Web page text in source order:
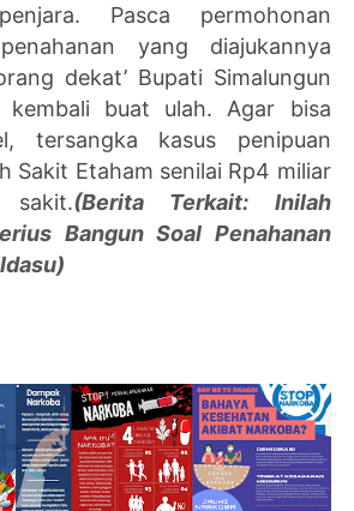
Pasca permohonan
yang diajukannya
dekat’ Bupati Simalungun
buat ulah. Agar bisa
tersangka kasus penipuan
Sakit Etaham senilai Rp4 miliar
sakit.(Berita Terkait: Inilah
Bangun Soal Penahanan